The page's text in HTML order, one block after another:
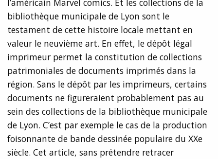
l’américain Marvel comics. Et les collections de la
bibliothèque municipale de Lyon sont le
testament de cette histoire locale mettant en
valeur le neuvième art. En effet, le dépôt légal
imprimeur permet la constitution de collections
patrimoniales de documents imprimés dans la
région. Sans le dépôt par les imprimeurs, certains
documents ne figureraient probablement pas au
sein des collections de la bibliothèque municipale
de Lyon. C’est par exemple le cas de la production
foisonnante de bande dessinée populaire du XXe
siècle. Cet article, sans prétendre retracer